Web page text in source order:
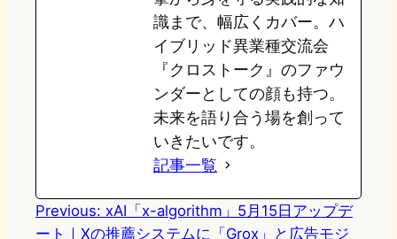
識まで、幅広くカバー。ハ
イブリッド異業種交流会
『クロストーク』のファウ
ンダーとしての顔も持つ。
未来を語り合う場を創って
いきたいです。
記事一覧
Previous: xAI「x-algorithm」5月15日アップデ
ート｜Xの推薦システムに「Grox」と広告モジ